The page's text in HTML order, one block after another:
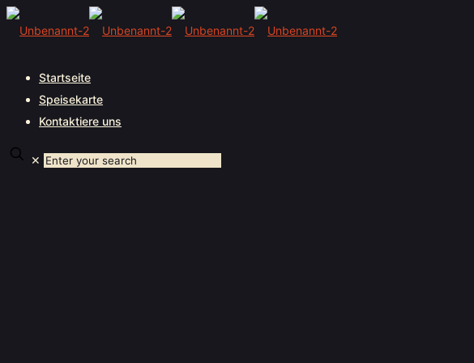
Startseite
Speisekarte
Kontaktiere uns
✕